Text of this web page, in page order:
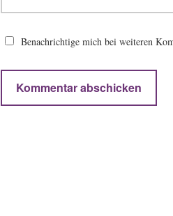
Benachrichtige mich bei weiteren